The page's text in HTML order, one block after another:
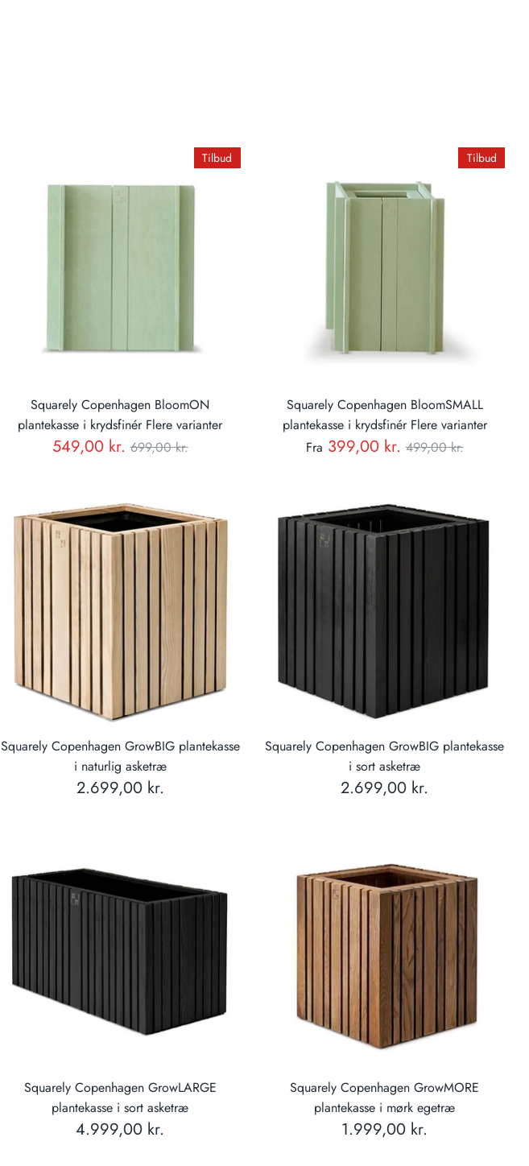
Squarely Copenhagen BloomON
plantekasse i krydsfinér Flere varianter
549,00 kr. Normal
699,00 kr.
Tilbud
Squarely Copenhagen BloomSMALL
plantekasse i krydsfinér Flere varianter
Fra 399,00 kr. Normal
499,00 kr.
Tilbud
Squarely Copenhagen GrowBIG plantekasse
i naturlig asketræ
2.699,00 kr.
Squarely Copenhagen GrowBIG plantekasse
i sort asketræ
2.699,00 kr.
Squarely Copenhagen GrowLARGE
plantekasse i sort asketræ
4.999,00 kr.
Squarely Copenhagen GrowMORE
plantekasse i mørk egetræ
1.999,00 kr.